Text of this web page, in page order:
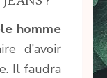
homme
d’avoir
Il faudra